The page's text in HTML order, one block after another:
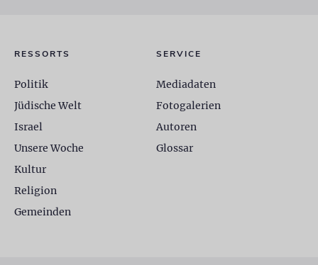
RESSORTS
Politik
Jüdische Welt
Israel
Unsere Woche
Kultur
Religion
Gemeinden
SERVICE
Mediadaten
Fotogalerien
Autoren
Glossar